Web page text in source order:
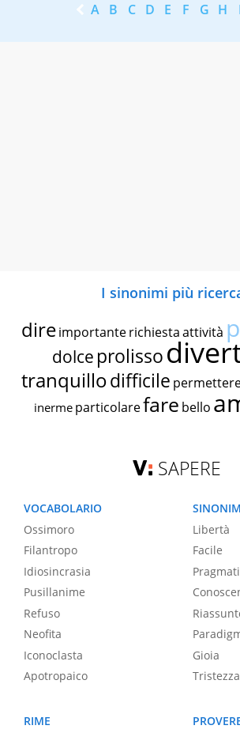
A B C D E F G H
I sinonimi più
dire importante richiestaattività
dolce prolisso
tranquillodifficile
inerme particolarefare bello
SAPERE
VOCABOLARIO
Ossimoro
Filantropo
Idiosincrasia
Pusillanime
Refuso
Neofita
Iconoclasta
Apotropaico
Libertà
Facile
Gioia
Tristezza
RIME